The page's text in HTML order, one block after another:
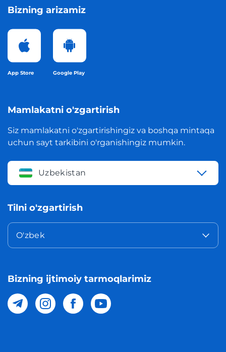
Bizning arizamiz
App Store Google Play
Mamlakatni o'zgartirish
Siz mamlakatni o'zgartirishingiz va boshqa mintaqa
uchun sayt tarkibini o'rganishingiz mumkin.
Uzbekistan
Tilni o'zgartirish
O'zbek
Bizning ijtimoiy tarmoqlarimiz